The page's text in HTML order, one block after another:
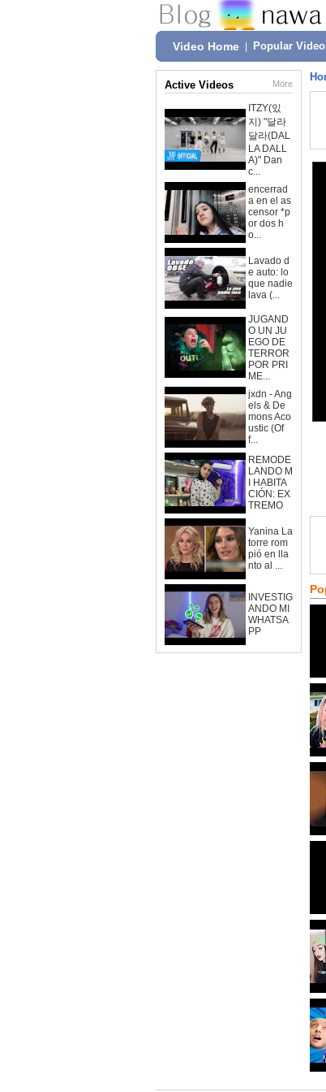
Video Home Popular
Active Videos More
ITZY(있
지) "달라
달라(DAL
LA DALL
A)" Dan
c...
encerrad
a en el as
censor *p
or dos h
o...
Lavado d
e auto: lo
que nadie
lava (...
JUGAND
O UN JU
EGO DE
TERROR
POR PRI
ME...
jxdn - Ang
els & De
mons Aco
ustic (Of
f...
REMODE
LANDO M
I HABITA
CIÓN: EX
TREMO
Yanina La
torre rom
pió en lla
nto al ...
INVESTIG
ANDO MI
WHATSA
PP